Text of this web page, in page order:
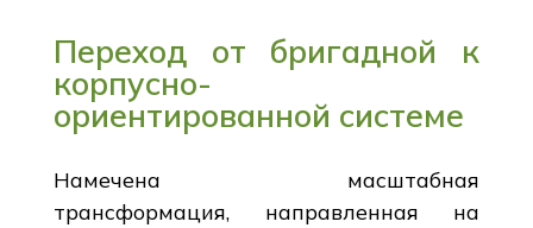
Переход от бригадной к
корпусно-
ориентированной системе
Намечена масштабная
трансформация, направленная на